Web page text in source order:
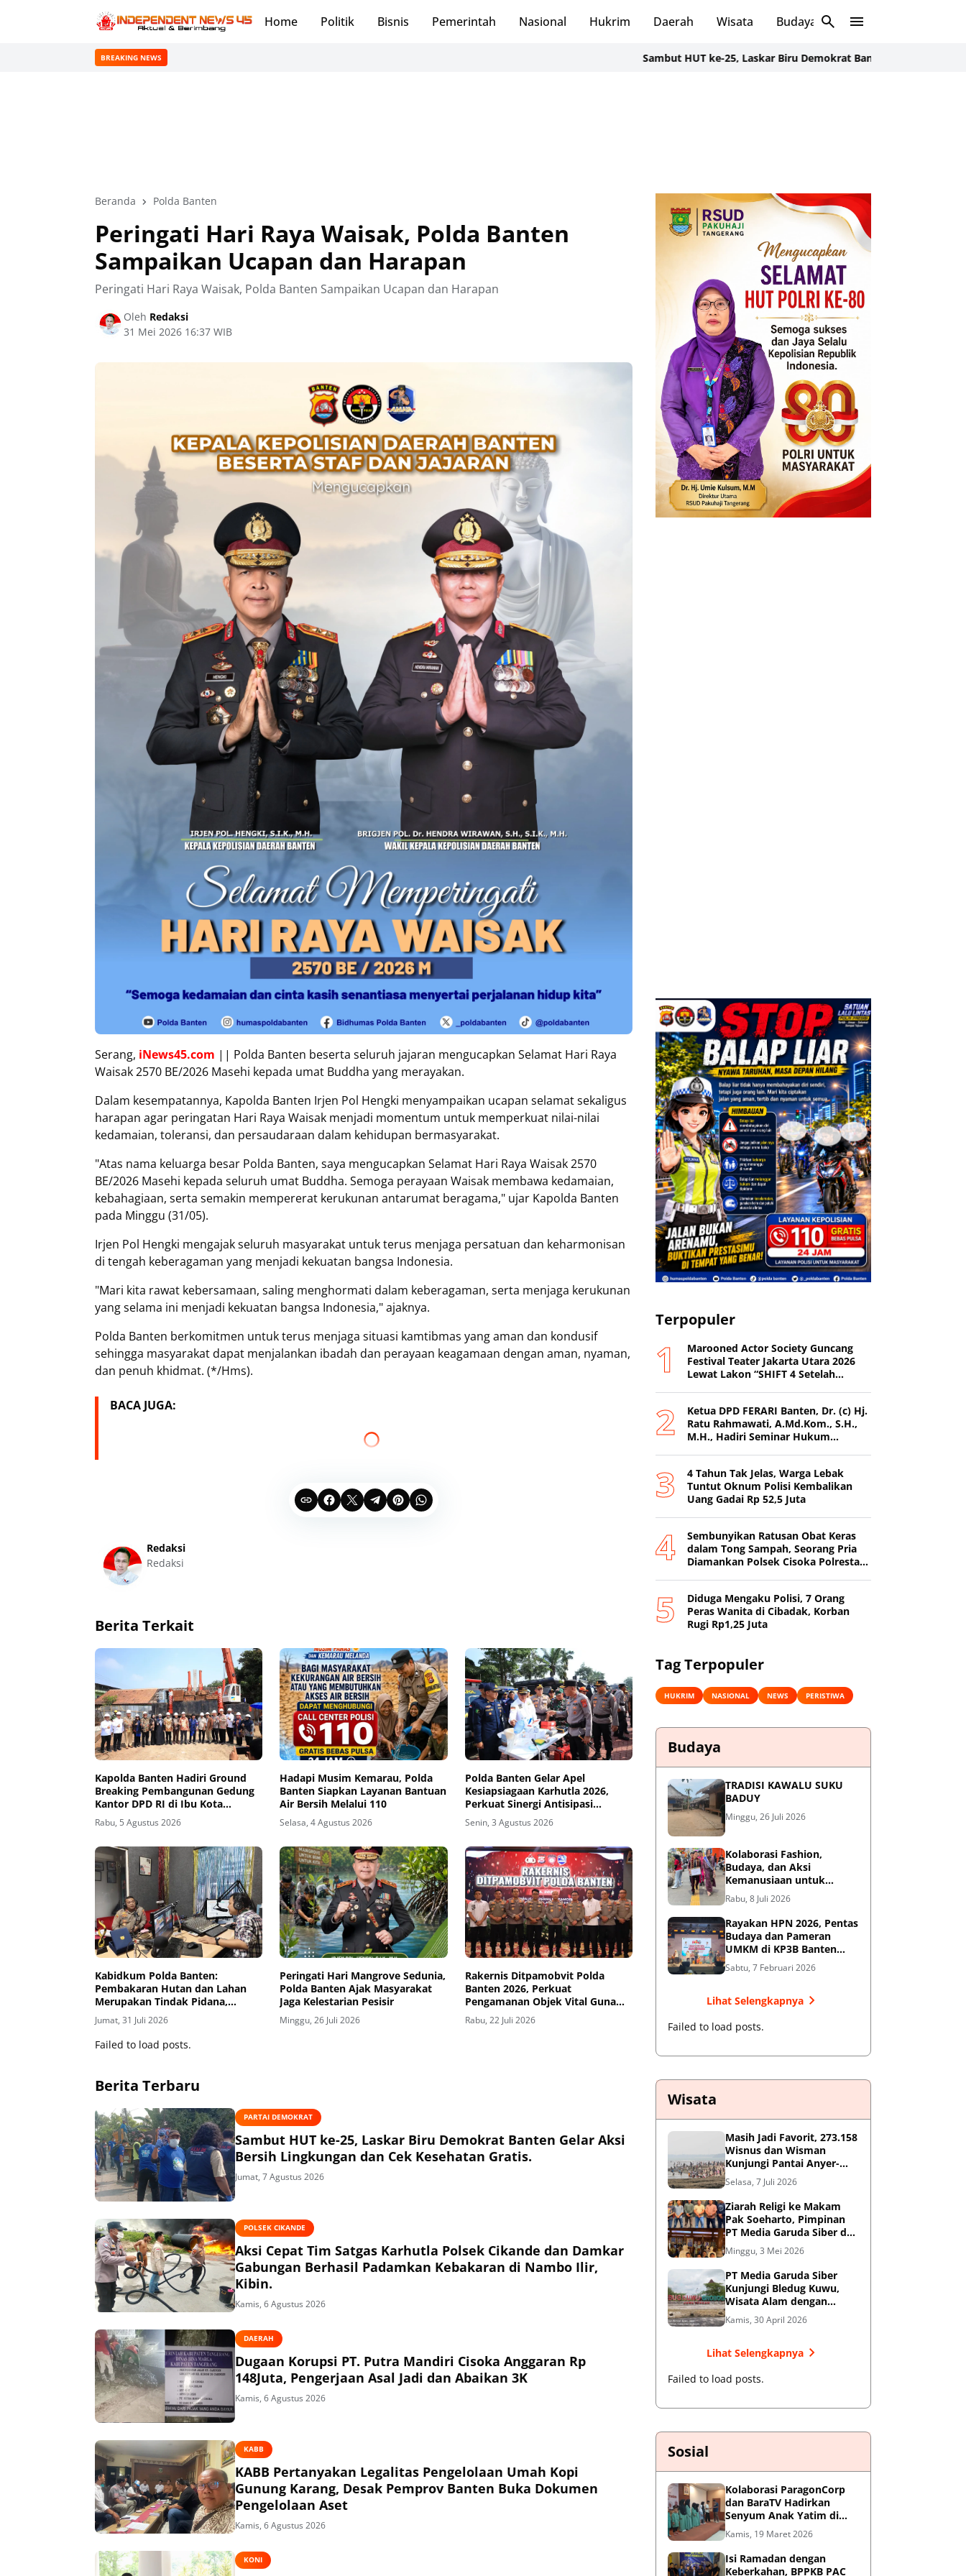
Home Politik Bisnis Pemerintah Nasional Hukrim Daerah Wisata Budaya Sosial
BREAKING NEWS Sambut HUT ke-25, Laskar Biru Demokrat Banten Gelar Aksi Bersih
Beranda Polda Banten
Peringati Hari Raya Waisak, Polda Banten
Sampaikan Ucapan dan Harapan
Peringati Hari Raya Waisak, Polda Banten Sampaikan Ucapan dan Harapan
Oleh Redaksi
31 Mei 2026 16:37 WIB
Serang, iNews45.com || Polda Banten beserta seluruh jajaran mengucapkan Selamat Hari Raya
Waisak 2570 BE/2026 Masehi kepada umat Buddha yang merayakan.
Dalam kesempatannya, Kapolda Banten Irjen Pol Hengki menyampaikan ucapan selamat sekaligus
harapan agar peringatan Hari Raya Waisak menjadi momentum untuk memperkuat nilai-nilai
kedamaian, toleransi, dan persaudaraan dalam kehidupan bermasyarakat.
"Atas nama keluarga besar Polda Banten, saya mengucapkan Selamat Hari Raya Waisak 2570
BE/2026 Masehi kepada seluruh umat Buddha. Semoga perayaan Waisak membawa kedamaian,
kebahagiaan, serta semakin mempererat kerukunan antarumat beragama," ujar Kapolda Banten
pada Minggu (31/05).
Irjen Pol Hengki mengajak seluruh masyarakat untuk terus menjaga persatuan dan keharmonisan
di tengah keberagaman yang menjadi kekuatan bangsa Indonesia.
"Mari kita rawat kebersamaan, saling menghormati dalam keberagaman, serta menjaga kerukunan
yang selama ini menjadi kekuatan bangsa Indonesia," ajaknya.
Polda Banten berkomitmen untuk terus menjaga situasi kamtibmas yang aman dan kondusif
sehingga masyarakat dapat menjalankan ibadah dan perayaan keagamaan dengan aman, nyaman,
dan penuh khidmat. (*/Hms).
BACA JUGA:
Redaksi
Redaksi
Berita Terkait
Kapolda Banten Hadiri Ground
Breaking Pembangunan Gedung
Kantor DPD RI di Ibu Kota
Provinsi Banten
Rabu, 5 Agustus 2026
Hadapi Musim Kemarau, Polda
Banten Siapkan Layanan Bantuan
Air Bersih Melalui 110
Selasa, 4 Agustus 2026
Polda Banten Gelar Apel
Kesiapsiagaan Karhutla 2026,
Perkuat Sinergi Antisipasi
Bencana
Senin, 3 Agustus 2026
Kabidkum Polda Banten:
Pembakaran Hutan dan Lahan
Merupakan Tindak Pidana,
Pelaku Akan Ditindak Tegas
Jumat, 31 Juli 2026
Peringati Hari Mangrove Sedunia,
Polda Banten Ajak Masyarakat
Jaga Kelestarian Pesisir
Minggu, 26 Juli 2026
Rakernis Ditpamobvit Polda
Banten 2026, Perkuat
Pengamanan Objek Vital Guna
Mendukung Asta Cita
Rabu, 22 Juli 2026
Failed to load posts.
Berita Terbaru
PARTAI DEMOKRAT
Sambut HUT ke-25, Laskar Biru Demokrat Banten Gelar Aksi
Bersih Lingkungan dan Cek Kesehatan Gratis.
Jumat, 7 Agustus 2026
POLSEK CIKANDE
Aksi Cepat Tim Satgas Karhutla Polsek Cikande dan Damkar
Gabungan Berhasil Padamkan Kebakaran di Nambo Ilir,
Kibin.
Kamis, 6 Agustus 2026
DAERAH
Dugaan Korupsi PT. Putra Mandiri Cisoka Anggaran Rp
148Juta, Pengerjaan Asal Jadi dan Abaikan 3K
Kamis, 6 Agustus 2026
KABB
KABB Pertanyakan Legalitas Pengelolaan Umah Kopi
Gunung Karang, Desak Pemprov Banten Buka Dokumen
Pengelolaan Aset
Kamis, 6 Agustus 2026
KONI
Terpopuler
Marooned Actor Society Guncang
Festival Teater Jakarta Utara 2026
Lewat Lakon “SHIFT 4 Setelah
Ketua DPD FERARI Banten, Dr. (c) Hj.
Ratu Rahmawati, A.Md.Kom., S.H.,
M.H., Hadiri Seminar Hukum
4 Tahun Tak Jelas, Warga Lebak
Tuntut Oknum Polisi Kembalikan
Uang Gadai Rp 52,5 Juta
Sembunyikan Ratusan Obat Keras
dalam Tong Sampah, Seorang Pria
Diamankan Polsek Cisoka Polresta
Diduga Mengaku Polisi, 7 Orang
Peras Wanita di Cibadak, Korban
Rugi Rp1,25 Juta
Tag Terpopuler
HUKRIM NASIONAL NEWS PERISTIWA
Budaya
TRADISI KAWALU SUKU
BADUY
Minggu, 26 Juli 2026
Kolaborasi Fashion,
Budaya, dan Aksi
Kemanusiaan untuk
Pasien Kanker Dhuafa
Rabu, 8 Juli 2026
Rayakan HPN 2026, Pentas
Budaya dan Pameran
UMKM di KP3B Banten
Sedot Antusiasme Warga
Sabtu, 7 Februari 2026
Lihat Selengkapnya
Failed to load posts.
Wisata
Masih Jadi Favorit, 273.158
Wisnus dan Wisman
Kunjungi Pantai Anyer-
Cinangka Selama Libur
Sekolah
Selasa, 7 Juli 2026
Ziarah Religi ke Makam
Pak Soeharto, Pimpinan
PT Media Garuda Siber dan
Redaksi Hormati Jasa Sang
Jendral Besar
Minggu, 3 Mei 2026
PT Media Garuda Siber
Kunjungi Bledug Kuwu,
Wisata Alam dengan
Segudang Keunikan dan
Potensi UMKM
Kamis, 30 April 2026
Lihat Selengkapnya
Failed to load posts.
Sosial
Kolaborasi ParagonCorp
dan BaraTV Hadirkan
Senyum Anak Yatim di
Hotel Le Semar Tangerang
Kamis, 19 Maret 2026
Isi Ramadan dengan
Keberkahan, BPPKB PAC